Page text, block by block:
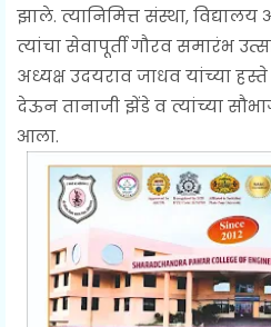
झाले. त्यानिमित्त संस्था, विद्यालय
त्यांचा सेवापूर्ती गौरव समारंभ
अध्यक्ष उदयराव जाधव यांच्या
देऊन तानाजी झेंडे व त्यांच्या
आला.